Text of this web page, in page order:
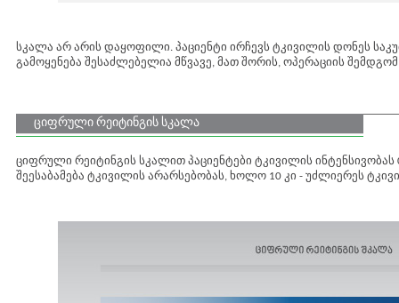
სკალა არ არის დაყოფილი. პაციენტი ირჩევს ტკივილის დონეს
გამოყენება შესაძლებელია მწვავე, მათ შორის, ოპერაციის
ციფრული რეიტინგის სკალა
ციფრული რეიტინგის სკალით პაციენტები ტკივილის ინტენსივობას
შეესაბამება ტკივილის არარსებობას, ხოლო 10 კი - უძლიერეს